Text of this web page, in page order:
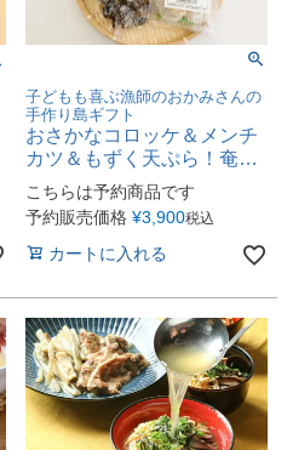
子どもも喜ぶ漁師のおかみさんの
手作り島ギフト
おさかなコロッケ＆メンチ
カツ＆もずく天ぷら！奄美
産シーフード惣菜3種6点セ
ット
こちらは予約商品です
予約販売価格 ¥3,900税込
カートに入れる